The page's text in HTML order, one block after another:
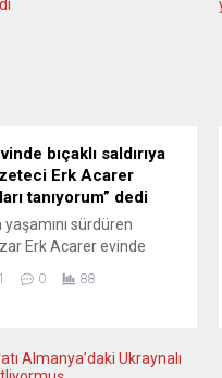
bıçaklı saldırıya
Erk Acarer
tanıyorum” dedi
sürdüren
Erk Acarer evinde
uğradığını Twitter
ağır saldırıyı konuşurken,
0 88